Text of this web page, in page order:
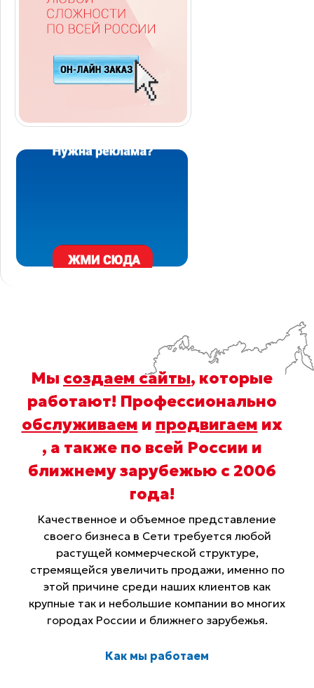
Мы создаем сайты, которые
работают! Профессионально
обслуживаем и продвигаем их
, а также по всей России и
ближнему зарубежью с 2006
года!
Качественное и объемное представление
своего бизнеса в Сети требуется любой
растущей коммерческой структуре,
стремящейся увеличить продажи, именно по
этой причине среди наших клиентов как
крупные так и небольшие компании во многих
городах России и ближнего зарубежья.
Как мы работаем